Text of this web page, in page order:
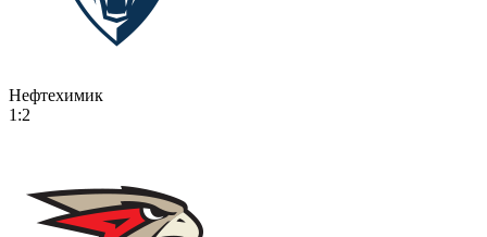
Нефтехимик
1:2